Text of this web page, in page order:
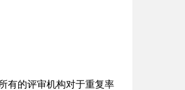
有的评审机构对于重复率